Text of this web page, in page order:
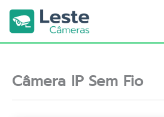
para
conteúdo
Câmera IP Sem Fio